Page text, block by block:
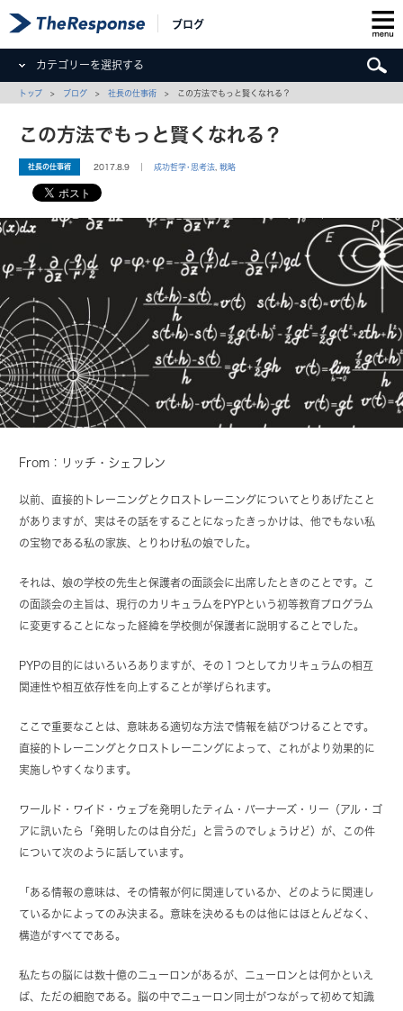
ブログ
カテゴリーを選択する
トップ > ブログ >社長の仕事術 > この方法でもっと賢くなれる？
この方法でもっと賢くなれる？
社長の仕事術 2017.8.9 ｜ 成功哲学･思考法 ,戦略
From：リッチ・シェフレン
以前、直接的トレーニングとクロストレーニングについてとりあげたこと
がありますが、実はその話をすることになったきっかけは、他でもない私
の宝物である私の家族、とりわけ私の娘でした。
それは、娘の学校の先生と保護者の面談会に出席したときのことです。こ
の面談会の主旨は、現行のカリキュラムをPYPという初等教育プログラム
に変更することになった経緯を学校側が保護者に説明することでした。
PYPの目的にはいろいろありますが、その１つとしてカリキュラムの相互
関連性や相互依存性を向上することが挙げられます。
ここで重要なことは、意味ある適切な方法で情報を結びつけることです。
直接的トレーニングとクロストレーニングによって、これがより効果的に
実施しやすくなります。
ワールド・ワイド・ウェブを発明したティム・バーナーズ・リー（アル・ゴ
アに訊いたら「発明したのは自分だ」と言うのでしょうけど）が、この件
について次のように話しています。
「ある情報の意味は、その情報が何に関連しているか、どのように関連し
ているかによってのみ決まる。意味を決めるものは他にはほとんどなく、
構造がすべてである。
私たちの脳には数十億のニューロンがあるが、ニューロンとは何かといえ
ば、ただの細胞である。脳の中でニューロン同士がつながって初めて知識